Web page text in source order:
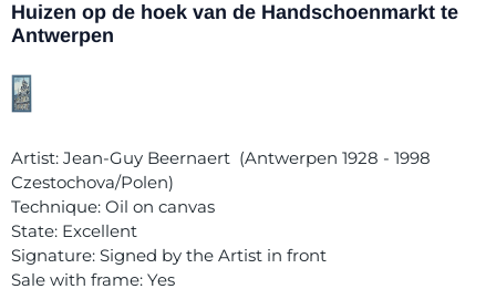
Huizen op de hoek van de Handschoenmarkt te
Antwerpen
Artist: Jean-Guy Beernaert (Antwerpen 1928 - 1998
Czestochova/Polen)
Technique: Oil on canvas
State: Excellent
Signature: Signed by the Artist in front
Sale with frame: Yes